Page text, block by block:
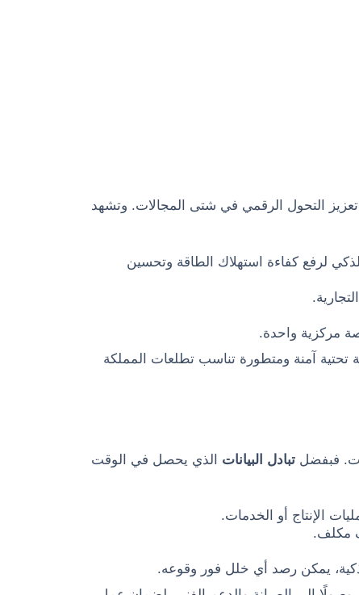
الخاص إلى تعزيز التحول الرقمي في شتى المجالات. وتشهد
لرفع كفاءة استهلاك الطاقة وتحسين
تحتية آمنة ومتطورة تناسب تطلعات المملكة
فبفضل تبادل البيانات الذي يحصل في الوقت
الإنتاج أو الخدمات.
مكلف.
يمكن رصد أي خلل فور وقوعه.